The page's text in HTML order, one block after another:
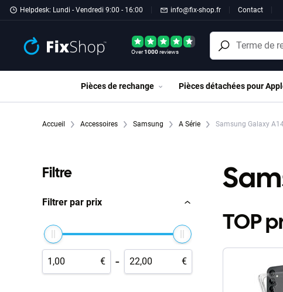
Passer au contenu principal
Helpdesk: Lundi - Vendredi 9:00 - 16:00 info@fix-shop.fr Contact
Over1000reviews
Pièces de rechange Pièces détachées pour
Accueil Accessoires Samsung A Série Samsung Galaxy
Filtre
Filtrer par prix
€ - €
TOP